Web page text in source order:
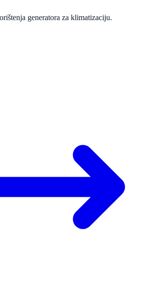
generatora za klimatizaciju.